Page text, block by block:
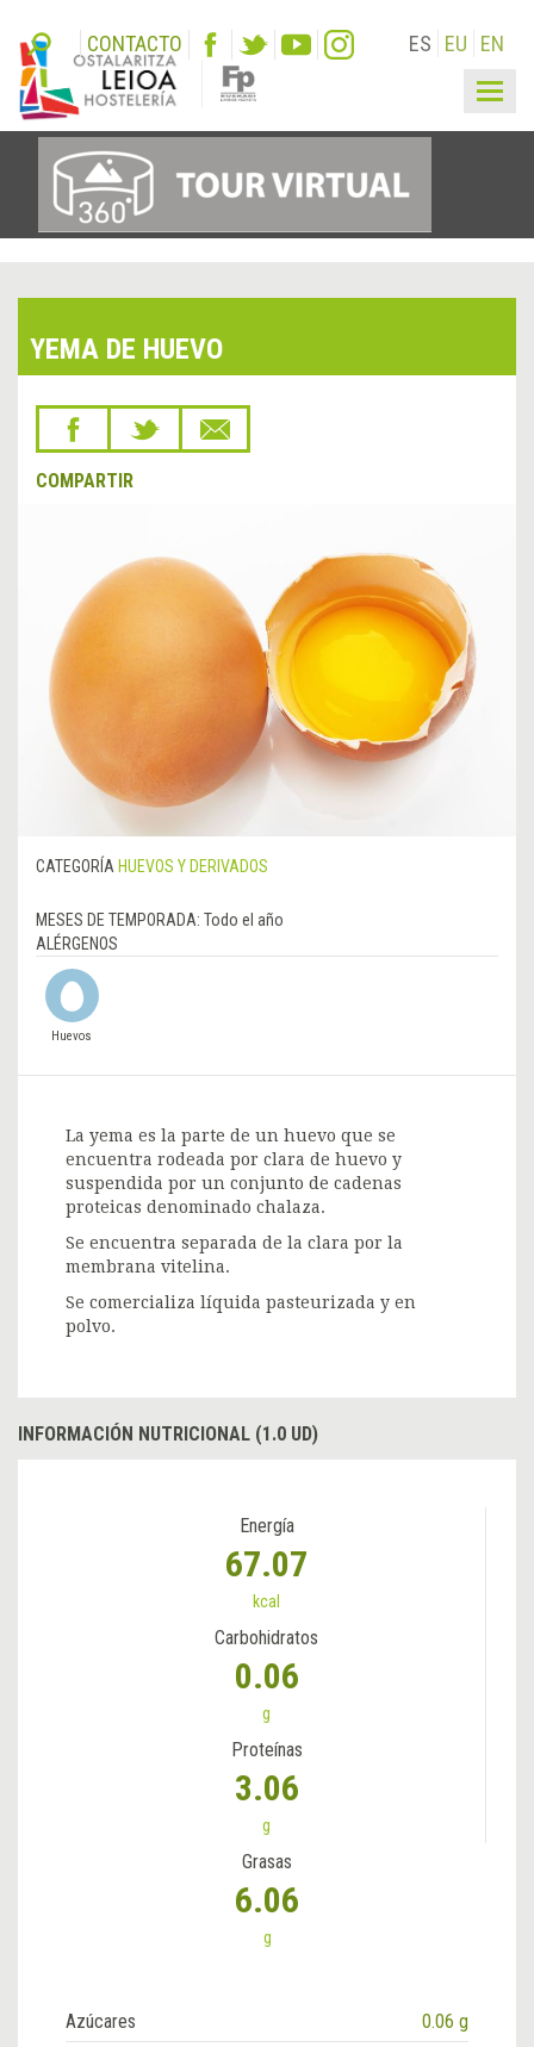
CONTACTO ES EU EN
YEMA DE HUEVO
COMPARTIR
CATEGORÍA HUEVOS Y DERIVADOS
MESES DE TEMPORADA: Todo el año
ALÉRGENOS
Huevos
La yema es la parte de un huevo que se
encuentra rodeada por clara de huevo y
suspendida por un conjunto de cadenas
proteicas denominado chalaza.
Se encuentra separada de la clara por la
membrana vitelina.
Se comercializa líquida pasteurizada y en
polvo.
INFORMACIÓN NUTRICIONAL (1.0 UD)
Energía
67.07
kcal
Carbohidratos
0.06
g
Proteínas
3.06
g
Grasas
6.06
g
Azúcares
0.06 g